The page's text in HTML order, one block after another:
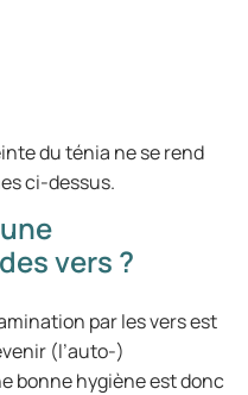
du ténia ne se rend
ci-dessus.
vers ?
par les vers est
(l’auto-)
bonne hygiène est donc